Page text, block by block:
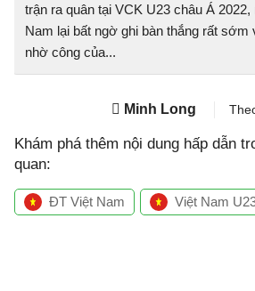
trận ra quân tại VCK U23 châu Á
Nam lại bất ngờ ghi bàn thắng rất sớm
nhờ công của...
Minh Long
Khám phá thêm nội dung hấp dẫn
quan:
ĐT Việt Nam Việt Nam